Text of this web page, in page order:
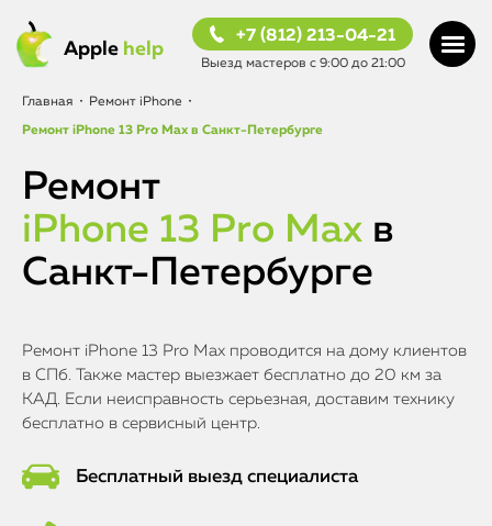
Apple help
+7 (812) 213-04-21
Выезд мастеров с 9:00 до 21:00
Главная • Ремонт iPhone •
Ремонт iPhone 13 Pro Max в Санкт-Петербурге
Ремонт
iPhone 13 Pro Max в
Санкт-Петербурге
Ремонт iPhone 13 Pro Max проводится на дому клиентов
в СПб. Также мастер выезжает бесплатно до 20 км за
КАД. Если неисправность серьезная, доставим технику
бесплатно в сервисный центр.
Бесплатный выезд специалиста